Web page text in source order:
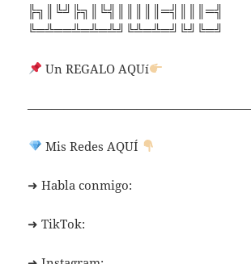
╠╗║╚╝╠╗║╚╣║║║║║═╣║║║═╣
╚═╩══╩═╩═╩╝╚╩═╩═╝╚╝╚═╝
Un REGALO AQUí
Mis Redes AQUÍ
➜ Habla conmigo:
➜ TikTok: